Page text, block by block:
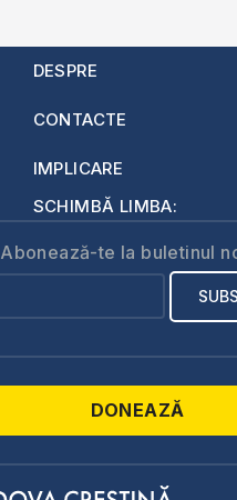
DESPRE
CONTACTE
IMPLICARE
SCHIMBĂ LIMBA:
Abonează-te la buletinul
DONEAZĂ